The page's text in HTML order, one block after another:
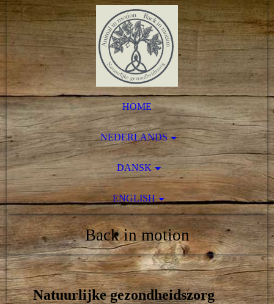
HOME
NEDERLANDS
DANSK
ENGLISH
Back in motion
Natuurlijke gezondheidszorg